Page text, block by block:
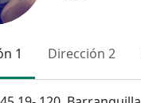
1 Dirección 2